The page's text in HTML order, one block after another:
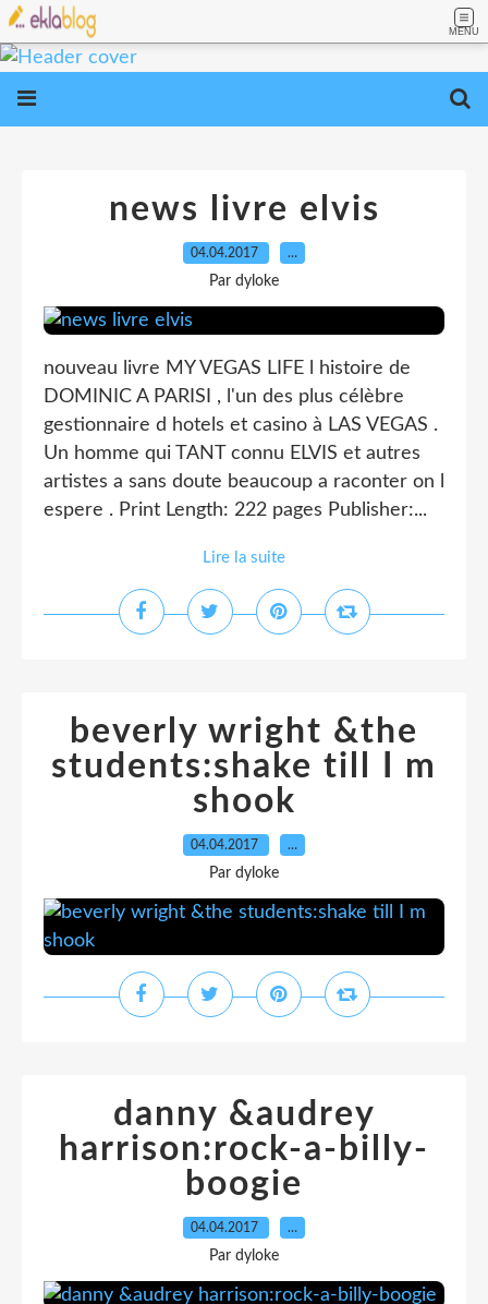
MENU
news livre elvis
04.04.2017 …
Par dyloke
nouveau livre MY VEGAS LIFE l histoire de
DOMINIC A PARISI , l'un des plus célèbre
gestionnaire d hotels et casino à LAS VEGAS .
Un homme qui TANT connu ELVIS et autres
artistes a sans doute beaucoup a raconter on l
espere . Print Length: 222 pages Publisher:...
Lire la suite
beverly wright &the
students:shake till I m
shook
04.04.2017 …
Par dyloke
danny &audrey
harrison:rock-a-billy-
boogie
04.04.2017 …
Par dyloke